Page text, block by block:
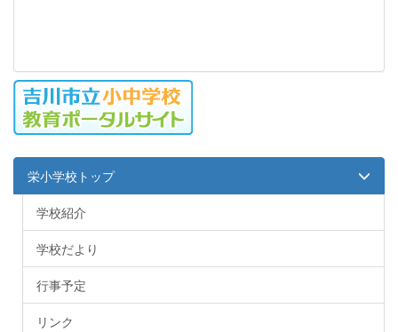
栄小学校トップ
学校紹介
学校だより
行事予定
リンク